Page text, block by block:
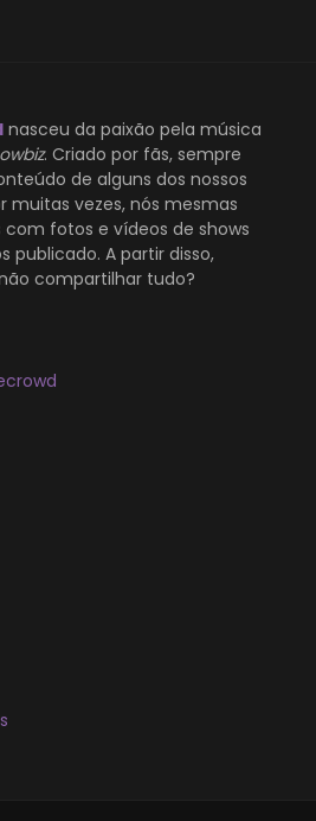
nasceu da paixão pela música
. Criado por fãs, sempre
de alguns dos nossos
muitas vezes, nós mesmas
fotos e vídeos de shows
publicado. A partir disso,
compartilhar tudo?